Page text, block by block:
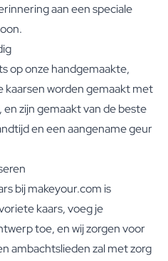
aan een speciale
op onze handgemaakte,
kaarsen worden gemaakt met
zijn gemaakt van de beste
en een aangename geur
bij makeyour.com is
kaars, voeg je
toe, en wij zorgen voor
ambachtslieden zal met zorg